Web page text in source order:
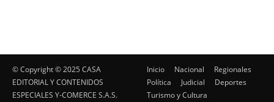
© Copyright ©️ 2025 CASA
EDITORIAL Y CONTENIDOS
ESPECIALES Y-COMERCE S.A.S.
Inicio Nacional
Regionales
Política
Judicial
Deportes
Turismo y Cultura